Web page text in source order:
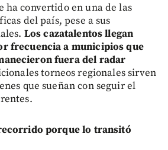
ha convertido en una de las
del país, pese a sus
Los cazatalentos llegan
frecuencia a municipios que
fuera del radar
torneos regionales sirven
que sueñan con seguir el
porque lo transitó